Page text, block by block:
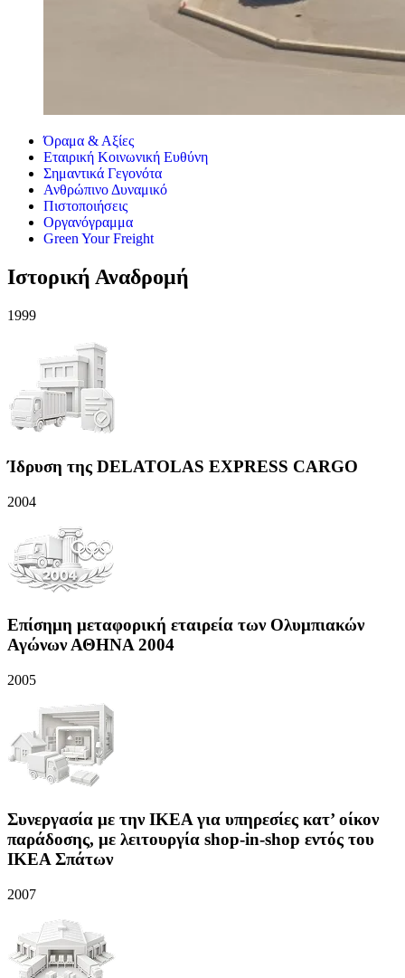
Όραμα & Αξίες
Εταιρική Κοινωνική Ευθύνη
Σημαντικά Γεγονότα
Ανθρώπινο Δυναμικό
Πιστοποιήσεις
Οργανόγραμμα
Green Your Freight
Ιστορική Αναδρομή
1999
Ίδρυση της DELATOLAS EXPRESS CARGO
2004
Επίσημη μεταφορική εταιρεία των Ολυμπιακών
Αγώνων ΑΘΗΝΑ 2004
2005
Συνεργασία με την IKEA για υπηρεσίες κατ’ οίκον
παράδοσης, με λειτουργία shop-in-shop εντός του
IKEA Σπάτων
2007